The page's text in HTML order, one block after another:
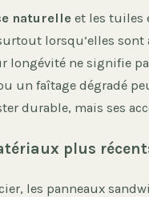
naturelle et les tuiles
lorsqu’elles sont
longévité ne signifie
un faîtage dégradé
durable, mais ses
plus
les panneaux